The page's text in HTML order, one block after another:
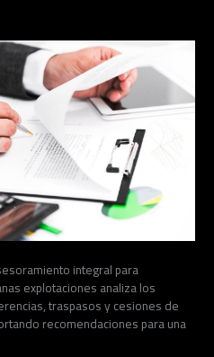
integral para
explotaciones analiza los
traspasos y cesiones de
recomendaciones para una